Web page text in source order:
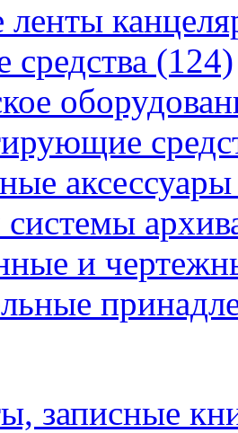
ленты
(124)
и
записные